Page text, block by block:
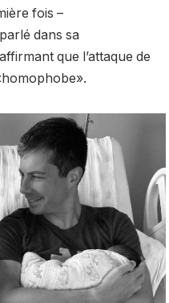
fois –
dans sa
que l’attaque de